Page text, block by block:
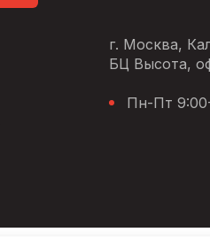
г. Москва,
БЦ Высота,
Пн-Пт